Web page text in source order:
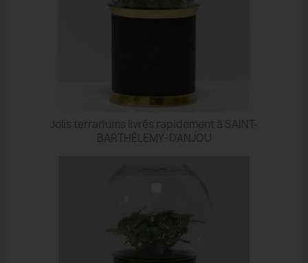
Jolis terrariums livrés rapidement à SAINT-
BARTHÉLEMY-D'ANJOU